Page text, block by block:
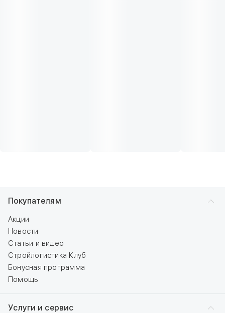
Покупателям
Акции
Новости
Статьи и видео
Стройлогистика Клуб
Бонусная программа
Помощь
Услуги и сервис